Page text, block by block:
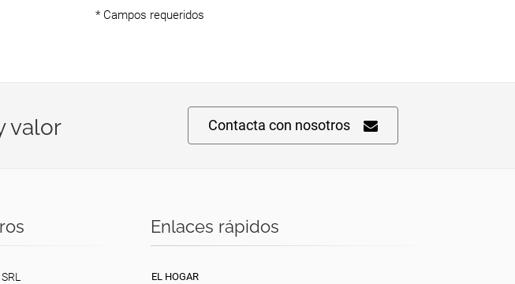
*Campos requeridos
valor Contacta con nosotros
Enlaces rápidos
EL HOGAR